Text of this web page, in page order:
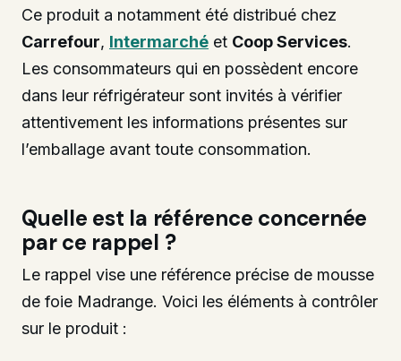
Ce produit a notamment été distribué chez
Carrefour, Intermarché et Coop Services.
Les consommateurs qui en possèdent encore
dans leur réfrigérateur sont invités à vérifier
attentivement les informations présentes sur
l’emballage avant toute consommation.
Quelle est la référence concernée
par ce rappel ?
Le rappel vise une référence précise de mousse
de foie Madrange. Voici les éléments à contrôler
sur le produit :